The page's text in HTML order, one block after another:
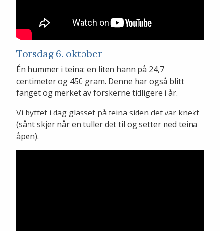
Torsdag 6. oktober
Én hummer i teina: en liten hann på 24,7
centimeter og 450 gram. Denne har også blitt
fanget og merket av forskerne tidligere i år.
Vi byttet i dag glasset på teina siden det var knekt
(sånt skjer når en tuller det til og setter ned teina
åpen).